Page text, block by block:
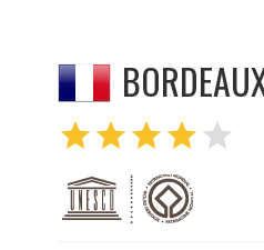
starstarstarstar star